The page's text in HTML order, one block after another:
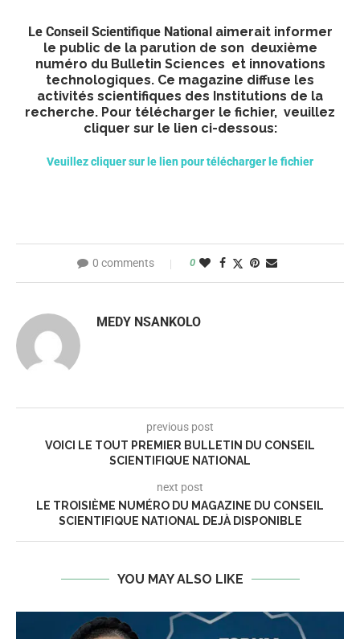
Le Conseil Scientifique National aimerait informer
le public de la parution de son deuxième
numéro du Bulletin Sciences et innovations
technologiques. Ce magazine diffuse les
activités scientifiques des Institutions de la
recherche. Pour télécharger le fichier, veuillez
cliquer sur le lien ci-dessous:
Veuillez cliquer sur le lien pour télécharger le fichier
0 comments 0
MEDY NSANKOLO
previous post
VOICI LE TOUT PREMIER BULLETIN DU CONSEIL
SCIENTIFIQUE NATIONAL
next post
LE TROISIÈME NUMÉRO DU MAGAZINE DU CONSEIL
SCIENTIFIQUE NATIONAL DEJÀ DISPONIBLE
YOU MAY ALSO LIKE